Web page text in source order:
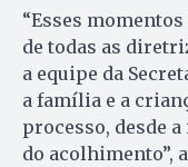
“Esses
de todas as
a equipe da
a família e a
processo, desde
do acolhimento”,